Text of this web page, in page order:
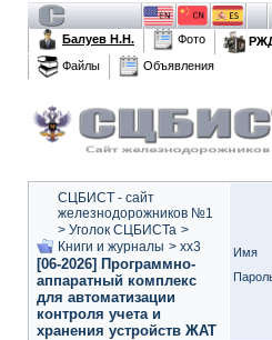
Балуев Н.Н.
Фото
Файлы
Объявления
СЦБИСТ - сайт
железнодорожников №1
> Уголок СЦБИСТа >
Книги и журналы > xx3
[06-2026] Программно-
аппаратный комплекс
для автоматизации
контроля учета и
хранения устройств ЖАТ
Имя